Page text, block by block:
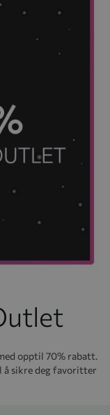
opptil 70% rabatt.
å sikre deg favoritter